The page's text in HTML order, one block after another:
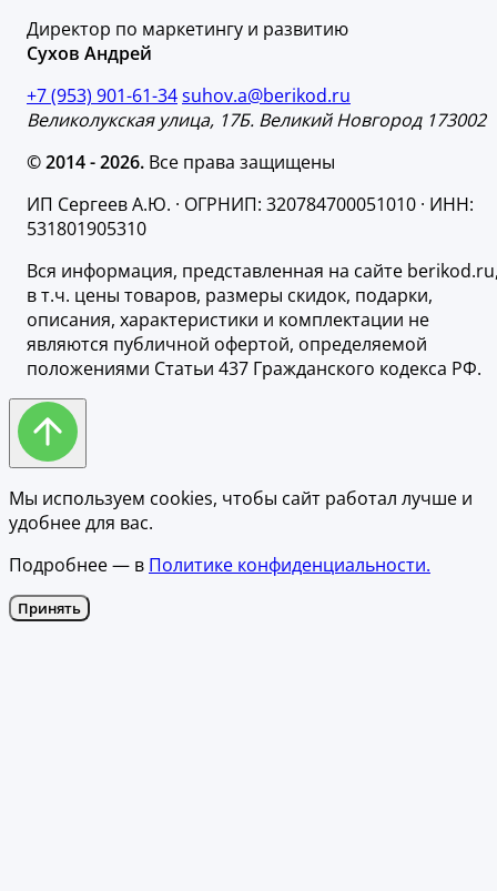
Директор по маркетингу и развитию
Сухов Андрей
+7 (953) 901-61-34suhov.a@berikod.ru
Великолукская улица, 17Б. Великий Новгород 173002
© 2014 - 2026. Все права защищены
ИП Сергеев А.Ю. · ОГРНИП: 320784700051010 · ИНН:
531801905310
Вся информация, представленная на сайте
в т.ч. цены товаров, размеры скидок, подарки,
описания, характеристики и комплектации не
являются публичной офертой, определяемой
положениями Статьи 437 Гражданского кодекса РФ.
Мы используем cookies, чтобы сайт работал лучше и
удобнее для вас.
Подробнее — в Политике конфиденциальности.
Принять